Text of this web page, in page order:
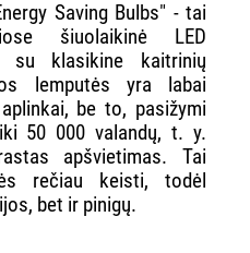
Saving Bulbs" - tai
šiuolaikinė LED
su klasikine kaitrinių
lemputės yra labai
be to, pasižymi
50 000 valandų, t. y.
apšvietimas. Tai
rečiau keisti, todėl
bet ir pinigų.